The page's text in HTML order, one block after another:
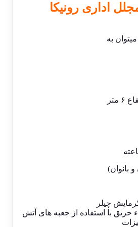
اداری رونیکا
به
متر
بانوان)
چیلر
حریق با استفاده از جعبه های آتش